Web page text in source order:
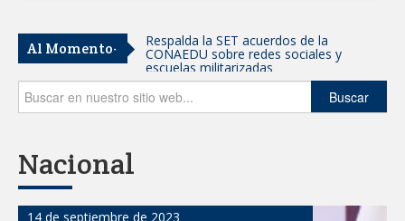
Del Estado
Secciones
Opinión
Al Momento- AVANZAN TRABAJOS DE
MODERNIZACIÓN EN AVENIDA
REFORMA; GOBIERNO MUNICIPAL
MANTIENE EL RITMO DE LAS OBRAS
PRIORITARIAS
Atendió Protección Civil de Reynosa
HACIENDA SAN AGUSTÍN
Buscar
Nacional
14 de septiembre de 2023